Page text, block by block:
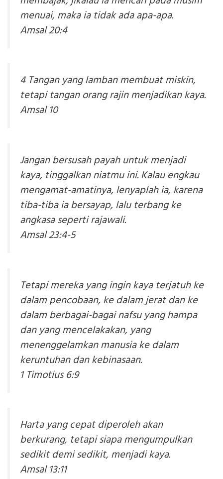
menuai, maka ia tidak ada apa-apa.
Amsal 20:4
4 Tangan yang lamban membuat miskin,
tetapi tangan orang rajin menjadikan kaya.
Amsal 10
Jangan bersusah payah untuk menjadi
kaya, tinggalkan niatmu ini. Kalau engkau
mengamat-amatinya, lenyaplah ia, karena
tiba-tiba ia bersayap, lalu terbang ke
angkasa seperti rajawali.
Amsal 23:4-5
Tetapi mereka yang ingin kaya terjatuh ke
dalam pencobaan, ke dalam jerat dan ke
dalam berbagai-bagai nafsu yang hampa
dan yang mencelakakan, yang
menenggelamkan manusia ke dalam
keruntuhan dan kebinasaan.
1 Timotius 6:9
Harta yang cepat diperoleh akan
berkurang, tetapi siapa mengumpulkan
sedikit demi sedikit, menjadi kaya.
Amsal 13:11